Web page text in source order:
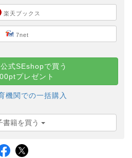
楽天ブックス
7net
式SEshopで買う
プレゼント
機関での一括購入
書籍を買う